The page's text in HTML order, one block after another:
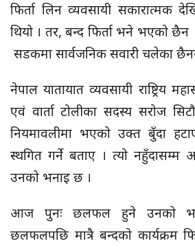
फिर्ता लिन व्यवसायी सकारात्मक
थियो । तर, बन्द फिर्ता भने भएको छैन
सडकमा सार्वजनिक सवारी चलेका
नेपाल यातायात व्यवसायी राष्ट्रिय
एवं वार्ता टोलीका सदस्य सरोज
नियमावलीमा भएको उक्त बुँदा
स्थगित गर्ने बताए । त्यो नहुँदासम्म
उनको भनाइ छ ।
आज पुनः छलफल हुने उनको
छलफलपछि मात्रै बन्दको कार्यक्रम